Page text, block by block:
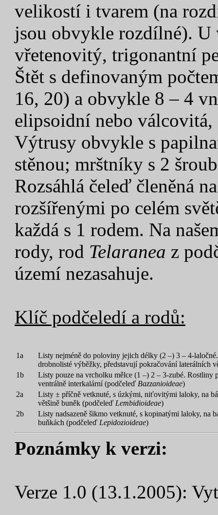
velikostí i tvarem (na
jsou obvykle rozdílné).
vřetenovitý, trigonantní
Štět s definovaným
16, 20) a obvykle 8 – 4
elipsoidní nebo válcovitá,
Výtrusy obvykle s
stěnou; mrštníky s 2
Rozsáhlá čeleď členěná
rozšířenými po celém
každá s 1 rodem. Na
rody, rod Telaranea z
území nezasahuje.
Klíč podčeledí a rodů:
1a
Listy nejméně do poloviny jejich délky (2 –) 3 – 4-
drobnolisté výběžky, představují pokračování laterálních
1b
Listy pouze na vrcholku mělce (1 –) 2 – 3-zubé.
ventrálně interkalární (podčeleď Bazzanioideae)
2a
Listy ± příčně vetknuté, s úzkými, niťovitými laloky, na
většině buněk (podčeleď Lembidioideae)
2b
Listy nadsazeně šikmo vetknuté, s kopinatými laloky, na
buňkách (podčeleď Lepidozioideae)
Poznámky k verzi:
Verze 1.0 (13.1.2005):